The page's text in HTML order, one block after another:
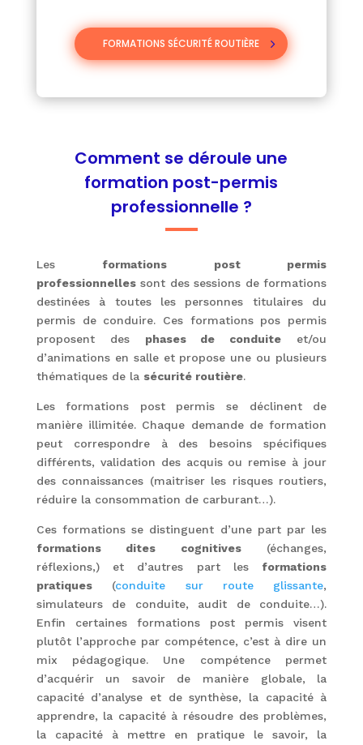
FORMATIONS SÉCURITÉ ROUTIÈRE
Comment se déroule une
formation post-permis
professionnelle ?
Les formations post permis
professionnellessont des sessions de formations
destinées à toutes les personnes titulaires du
permis de conduire. Ces formations pos permis
proposent des phases de conduite et/ou
d’animations en salle et propose une ou plusieurs
thématiques de la sécurité routière.
Les formations post permis se déclinent de
manière illimitée. Chaque demande de formation
peut correspondre à des besoins spécifiques
différents, validation des acquis ou remise à jour
des connaissances (maitriser les risques routiers,
réduire la consommation de carburant…).
Ces formations se distinguent d’une part par les
formations dites cognitives(échanges,
réflexions,) et d’autres part les formations
pratiques(conduite sur route glissante,
simulateurs de conduite, audit de conduite…).
Enfin certaines formations post permis visent
plutôt l’approche par compétence, c’est à dire un
mix pédagogique. Une compétence permet
d’acquérir un savoir de manière globale, la
capacité d’analyse et de synthèse, la capacité à
apprendre, la capacité à résoudre des problèmes,
la capacité à mettre en pratique le savoir, la